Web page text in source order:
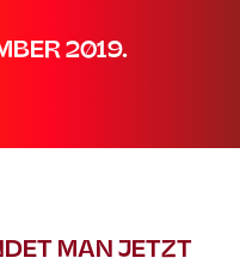
2019.
MAN JETZT